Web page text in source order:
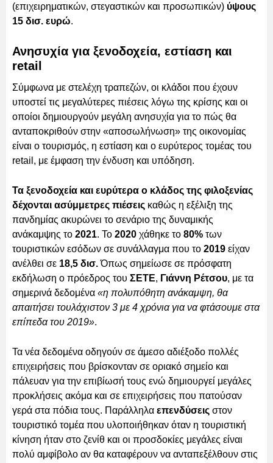
(επιχειρηματικών, στεγαστικών και προσωπικών) ύψους
15 δισ. ευρώ.
Ανησυχία για ξενοδοχεία, εστίαση και
retail
Σύμφωνα με στελέχη τραπεζών, οι κλάδοι που έχουν
υποστεί τις μεγαλύτερες πιέσεις λόγω της κρίσης και οι
οποίοι δημιουργούν μεγάλη ανησυχία για το πώς θα
ανταποκριθούν στην «αποσωλήνωση» της οικονομίας
είναι ο τουρισμός, η εστίαση και ο ευρύτερος τομέας του
retail, με έμφαση την ένδυση και υπόδηση.
Τα ξενοδοχεία και ευρύτερα ο κλάδος της φιλοξενίας
δέχονται ασύμμετρες πιέσεις καθώς η εξέλιξη της
πανδημίας ακυρώνει το σενάριο της δυναμικής
ανάκαμψης το 2021. Το 2020 χάθηκε το 80% των
τουριστικών εσόδων σε συνάλλαγμα που το 2019 είχαν
ανέλθει σε 18,5 δισ.Όπως σημείωσε σε πρόσφατη
εκδήλωση ο πρόεδρος του ΣΕΤΕ, Γιάννη Ρέτσου, με τα
σημερινά δεδομένα «η πολυπόθητη ανάκαμψη, θα
απαιτήσει τουλάχιστον 3 με 4 χρόνια για να φτάσουμε στα
επίπεδα του 2019».
Τα νέα δεδομένα οδηγούν σε άμεσο αδιέξοδο πολλές
επιχειρήσεις που βρίσκονταν σε οριακό σημείο και
πάλευαν για την επιβίωσή τους ενώ δημιουργεί μεγάλες
προκλήσεις ακόμα και σε επιχειρήσεις που πατούσαν
γερά στα πόδια τους. Παράλληλα επενδύσεις στον
τουριστικό τομέα που υλοποιήθηκαν όταν η τουριστική
κίνηση ήταν στο ζενίθ και οι προσδοκίες μεγάλες είναι
πολύ αμφίβολο αν θα καταφέρουν να ανταπεξέλθουν στις